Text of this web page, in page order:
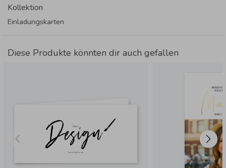
Kollektion
Einladungskarten
Diese Produkte könnten dir auch gefallen